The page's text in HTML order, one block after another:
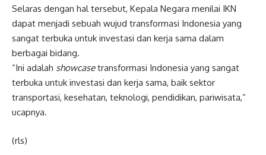
Selaras dengan hal tersebut, Kepala Negara menilai IKN
dapat menjadi sebuah wujud transformasi Indonesia yang
sangat terbuka untuk investasi dan kerja sama dalam
berbagai bidang.
“Ini adalah showcasetransformasi Indonesia yang sangat
terbuka untuk investasi dan kerja sama, baik sektor
transportasi, kesehatan, teknologi, pendidikan, pariwisata,”
ucapnya.
(rls)